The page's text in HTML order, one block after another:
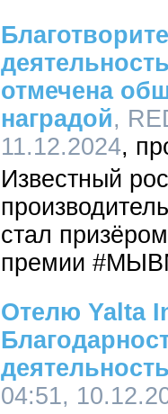
отмечена
наградой,
11.12.2024
Известный
стал
премии
Отелю Yalta
04:51,